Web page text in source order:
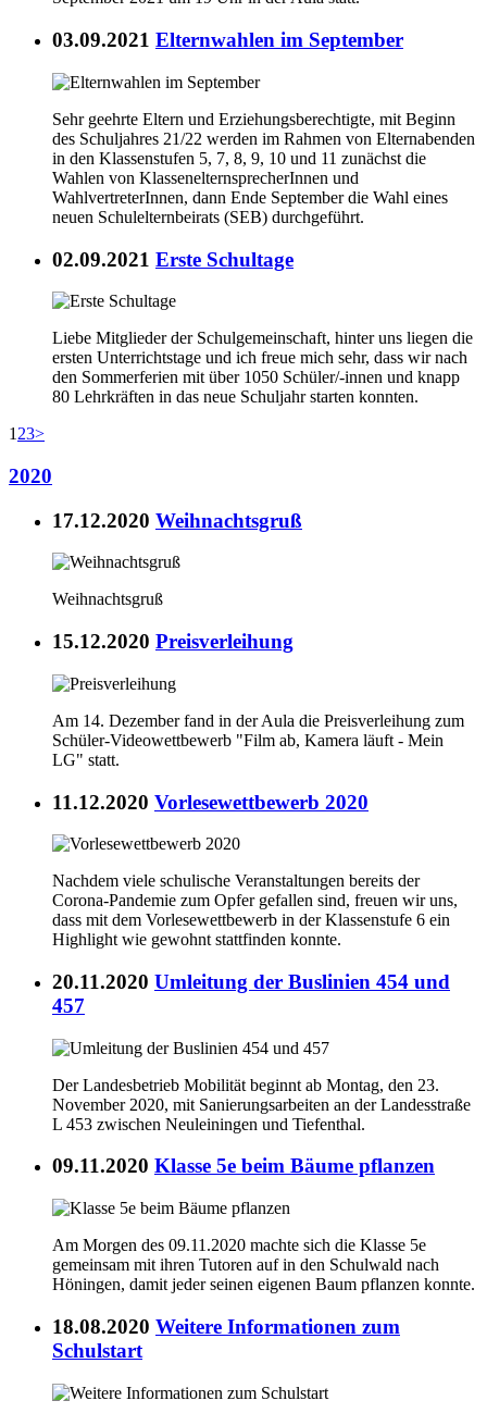
03.09.2021 Elternwahlen im September
Sehr geehrte Eltern und Erziehungsberechtigte, mit Beginn
des Schuljahres 21/22 werden im Rahmen von Elternabenden
in den Klassenstufen 5, 7, 8, 9, 10 und 11 zunächst die
Wahlen von KlassenelternsprecherInnen und
WahlvertreterInnen, dann Ende September die Wahl eines
neuen Schulelternbeirats (SEB) durchgeführt.
02.09.2021 Erste Schultage
Liebe Mitglieder der Schulgemeinschaft, hinter uns liegen die
ersten Unterrichtstage und ich freue mich sehr, dass wir nach
den Sommerferien mit über 1050 Schüler/-innen und knapp
80 Lehrkräften in das neue Schuljahr starten konnten.
1 23>
2020
17.12.2020 Weihnachtsgruß
Weihnachtsgruß
15.12.2020 Preisverleihung
Am 14. Dezember fand in der Aula die Preisverleihung zum
Schüler-Videowettbewerb "Film ab, Kamera läuft - Mein
LG" statt.
11.12.2020 Vorlesewettbewerb 2020
Nachdem viele schulische Veranstaltungen bereits der
Corona-Pandemie zum Opfer gefallen sind, freuen wir uns,
dass mit dem Vorlesewettbewerb in der Klassenstufe 6 ein
Highlight wie gewohnt stattfinden konnte.
20.11.2020 Umleitung der Buslinien 454 und
457
Der Landesbetrieb Mobilität beginnt ab Montag, den 23.
November 2020, mit Sanierungsarbeiten an der Landesstraße
L 453 zwischen Neuleiningen und Tiefenthal.
09.11.2020 Klasse 5e beim Bäume pflanzen
Am Morgen des 09.11.2020 machte sich die Klasse 5e
gemeinsam mit ihren Tutoren auf in den Schulwald nach
Höningen, damit jeder seinen eigenen Baum pflanzen konnte.
18.08.2020 Weitere Informationen zum
Schulstart